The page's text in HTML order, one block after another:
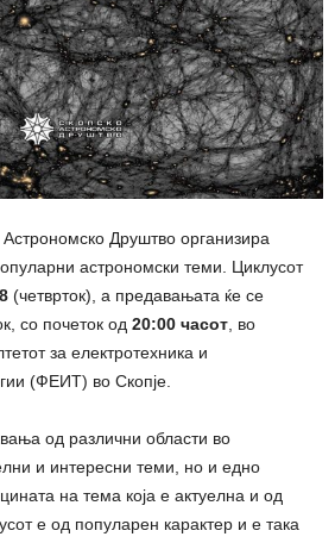
Друштво организира
астрономски теми. Циклусот
(четврток), а предавањата ќе се
со почеток од 20:00 часот , во
за електротехника и
(ФЕИТ) во Скопје.
од различни области во
и интересни теми, но и едно
на тема која е актуелна и од
е од популарен карактер и е така